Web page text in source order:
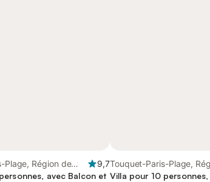
Plage, Région de
9,7
avec Balcon et
Touquet-Paris-Plage,
Montreuil
Villa pour 10